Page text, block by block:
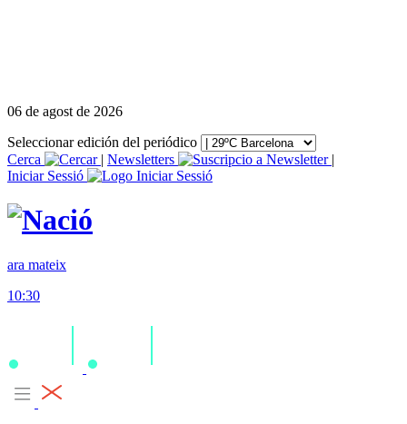
06 de agost de 2026
Seleccionar edición del periódico
Cerca
| Newsletters
|
Iniciar Sessió
ara mateix
10:30